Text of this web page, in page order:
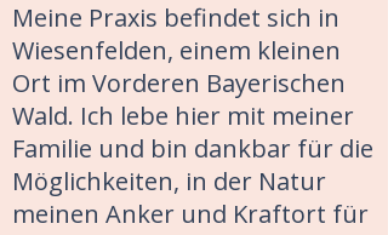
Meine Praxis befindet sich in
Wiesenfelden, einem kleinen
Ort im Vorderen Bayerischen
Wald. Ich lebe hier mit meiner
Familie und bin dankbar für die
Möglichkeiten, in der Natur
meinen Anker und Kraftort für